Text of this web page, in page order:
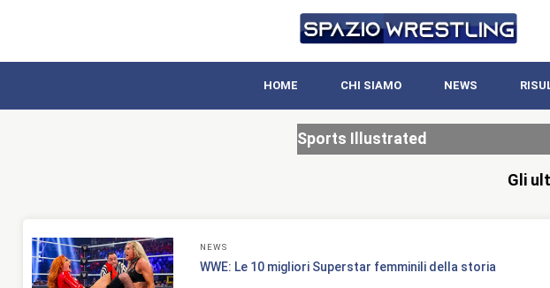
HOME CHI SIAMO NEWS
Sports Illustrated
Gli
NEWS
WWE: Le 10 migliori Superstar femminili della storia